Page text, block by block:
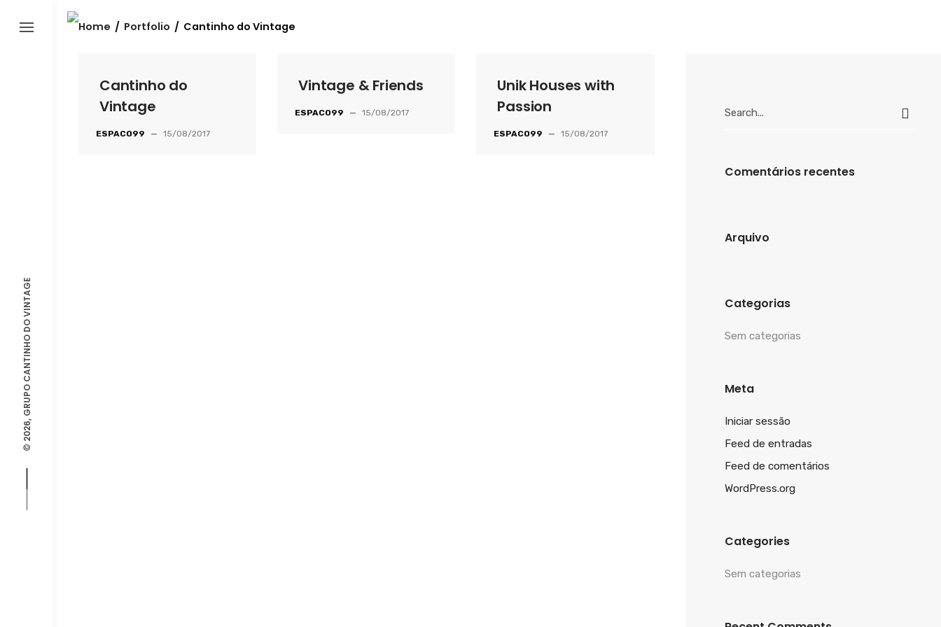
© 2026, GRUPO CANTINHO DO VINTAGE
Skip
Home / Portfolio / Cantinho do Vintage
Cantinho do
Vintage
ESPACO99 — 15/08/2017
Vintage & Friends
ESPACO99 — 15/08/2017
Unik Houses with
Passion
ESPACO99 — 15/08/2017
for:
Comentários recentes
Arquivo
Categorias
Sem categorias
Meta
Iniciar sessão
Feed de entradas
Feed de comentários
WordPress.org
Categories
Sem categorias